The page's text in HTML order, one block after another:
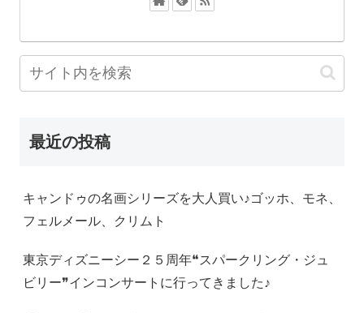
最近の投稿
キャンドゥの名画シリーズを大人買い♪ゴッホ、モネ、
フェルメール、クリムト
東京ディズニーシー２５周年❝スパークリング・ジュ
ビリー❞インコンサートに行ってきました♪